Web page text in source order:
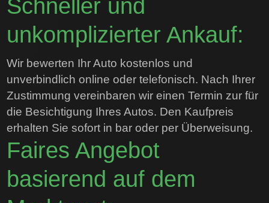
Schneller und
unkomplizierter Ankauf:
Wir bewerten Ihr Auto kostenlos und
unverbindlich online oder telefonisch. Nach Ihrer
Zustimmung vereinbaren wir einen Termin zur für
die Besichtigung Ihres Autos. Den Kaufpreis
erhalten Sie sofort in bar oder per Überweisung.
Faires Angebot
basierend auf dem